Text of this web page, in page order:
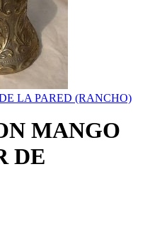
LA PARED (RANCHO)
MANGO
DE